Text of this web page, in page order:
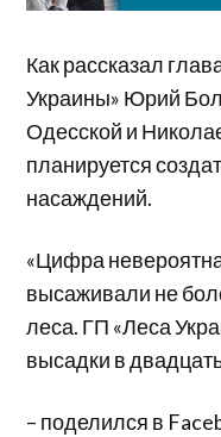
Как рассказал
Украины» Юрий
Одесской и
планируется
насаждений.
«Цифра
высаживали не
леса. ГП «Леса
высадки в
– поделился в